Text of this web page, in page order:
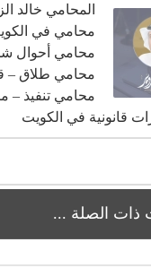
المحامي خالد
محامي أحوال
محامي طلاق –
محامي تنفيذ
قانونية في الكويت
ذات الصلة ...